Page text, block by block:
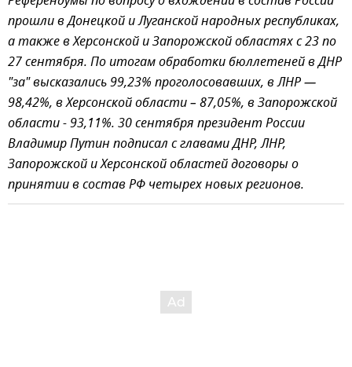
прошли в Донецкой и Луганской народных республиках,
а также в Херсонской и Запорожской областях с 23 по
27 сентября. По итогам обработки бюллетеней в ДНР
"за" высказались 99,23% проголосовавших, в ЛНР —
98,42%, в Херсонской области – 87,05%, в Запорожской
области - 93,11%. 30 сентября президент России
Владимир Путин подписал с главами ДНР, ЛНР,
Запорожской и Херсонской областей договоры о
принятии в состав РФ четырех новых регионов.